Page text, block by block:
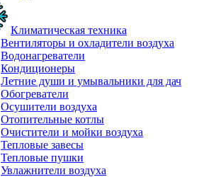
Климатическая техника
Вентиляторы и охладители воздуха
Водонагреватели
Кондиционеры
Летние души и умывальники для дач
Обогреватели
Осушители воздуха
Отопительные котлы
Очистители и мойки воздуха
Тепловые завесы
Тепловые пушки
Увлажнители воздуха